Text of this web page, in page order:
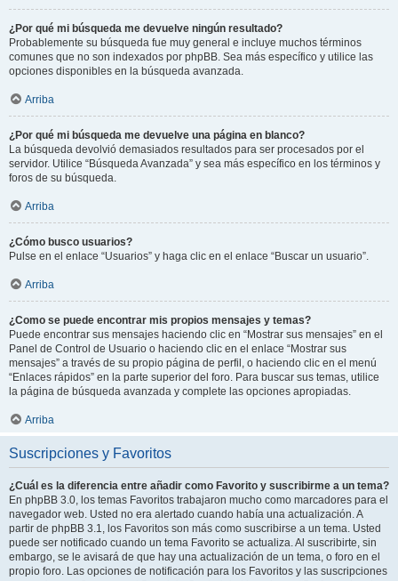
¿Por qué mi búsqueda me devuelve ningún resultado?
Probablemente su búsqueda fue muy general e incluye muchos términos
comunes que no son indexados por phpBB. Sea más específico y utilice las
opciones disponibles en la búsqueda avanzada.
Arriba
¿Por qué mi búsqueda me devuelve una página en blanco?
La búsqueda devolvió demasiados resultados para ser procesados por el
servidor. Utilice “Búsqueda Avanzada” y sea más específico en los términos y
foros de su búsqueda.
Arriba
¿Cómo busco usuarios?
Pulse en el enlace “Usuarios” y haga clic en el enlace “Buscar un usuario”.
Arriba
¿Como se puede encontrar mis propios mensajes y temas?
Puede encontrar sus mensajes haciendo clic en “Mostrar sus mensajes” en el
Panel de Control de Usuario o haciendo clic en el enlace “Mostrar sus
mensajes” a través de su propio página de perfil, o haciendo clic en el menú
“Enlaces rápidos” en la parte superior del foro. Para buscar sus temas, utilice
la página de búsqueda avanzada y complete las opciones apropiadas.
Arriba
Suscripciones y Favoritos
¿Cuál es la diferencia entre añadir como Favorito y suscribirme a un tema?
En phpBB 3.0, los temas Favoritos trabajaron mucho como marcadores para el
navegador web. Usted no era alertado cuando había una actualización. A
partir de phpBB 3.1, los Favoritos son más como suscribirse a un tema. Usted
puede ser notificado cuando un tema Favorito se actualiza. Al suscribirte, sin
embargo, se le avisará de que hay una actualización de un tema, o foro en el
propio foro. Las opciones de notificación para los Favoritos y las suscripciones